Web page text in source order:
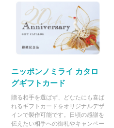
ニッポンノミライ カタロ
グギフトカード
贈る相手を選ばず、どなたにも喜ば
れるギフトカードをオリジナルデザ
インで製作可能です。日頃の感謝を
伝えたい相手への御礼やキャンペー